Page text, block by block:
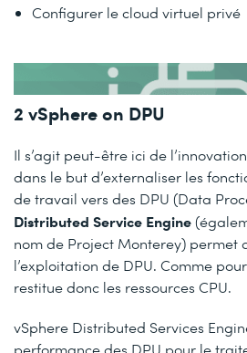
Configurer le cloud virtuel privé
2 vSphere on DPU
Il s’agit peut-être ici de
dans le but d’externaliser les
de travail vers des DPU (Data
Distributed Service Engine
nom de Project Monterey) permet
l’exploitation de DPU. Comme
restitue donc les ressources CPU.
vSphere Distributed Services
performance des DPU pour le